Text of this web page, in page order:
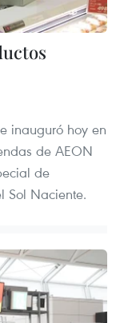
inauguró hoy en
de AEON
de
Sol Naciente.